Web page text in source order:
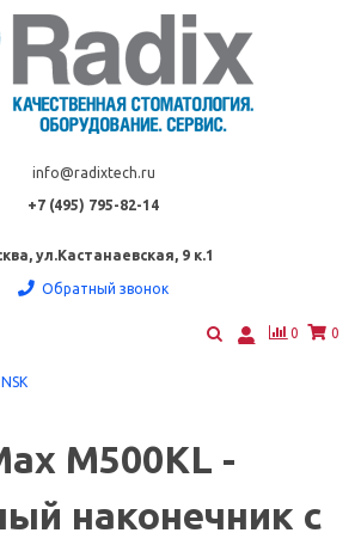
info@radixtech.ru
+7 (495) 795-82-14
ул.Кастанаевская, 9 к.1
Обратный звонок
0 0
NSK
M500KL -
наконечник с